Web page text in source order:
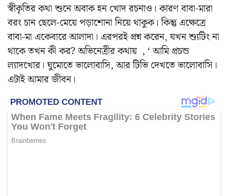
স্বীকৃতির কথা শুনে অবাক হন খোদ রচনাও। কারণ বাবা-মারা
বরং চান ছেলে-মেয়ে পড়াশোনা নিয়ে থাকুক। কিন্তু এক্ষেত্রে
বাবা-মা একেবারে আলাদা। এরপরই প্রশ্ন করেন, যখন শ্যুটিং না
থাকে তখন কী কর? অভিনেত্রীর কথায় , ‘ আমি প্রচন্ড
ল্যাদখোর। ঘুমোতে ভালোবাসি, আর টিভি দেখতে ভালোবাসি।
এটাই আমার জীবন।